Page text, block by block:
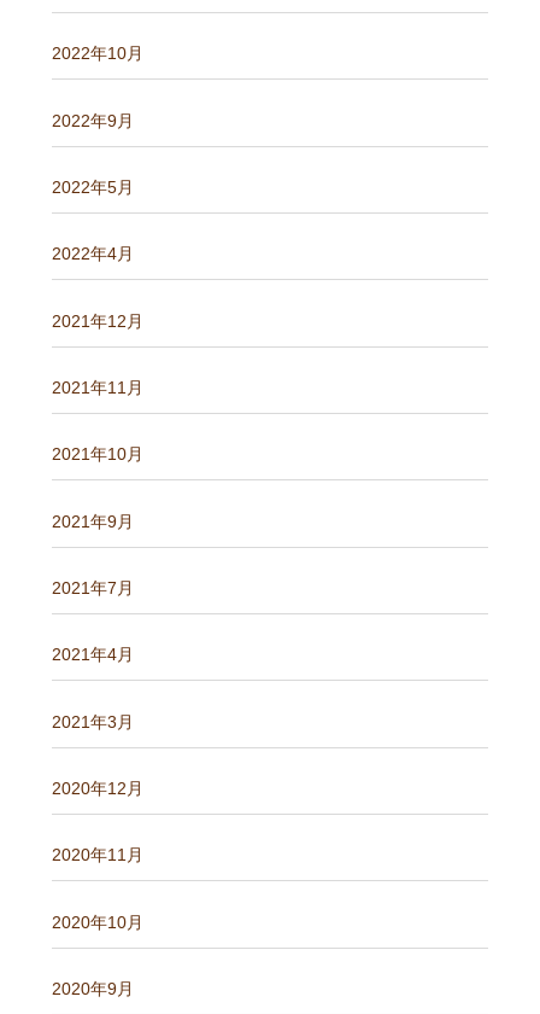
2022年10月
2022年9月
2022年5月
2022年4月
2021年12月
2021年11月
2021年10月
2021年9月
2021年7月
2021年4月
2021年3月
2020年12月
2020年11月
2020年10月
2020年9月